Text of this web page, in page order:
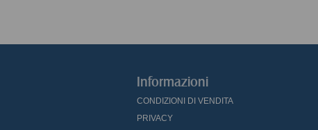
Informazioni
CONDIZIONI DI VENDITA
PRIVACY